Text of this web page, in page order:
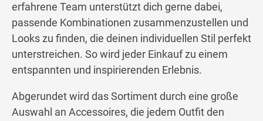
erfahrene Team unterstützt dich gerne dabei,
passende Kombinationen zusammenzustellen und
Looks zu finden, die deinen individuellen Stil perfekt
unterstreichen. So wird jeder Einkauf zu einem
entspannten und inspirierenden Erlebnis.
Abgerundet wird das Sortiment durch eine große
Auswahl an Accessoires, die jedem Outfit den